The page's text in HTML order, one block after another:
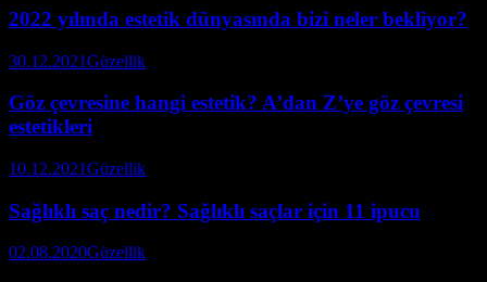
2022 yılında estetik dünyasında bizi neler bekliyor?
30.12.2021Güzellik
Göz çevresine hangi estetik? A’dan Z’ye göz çevresi
estetikleri
10.12.2021Güzellik
Sağlıklı saç nedir? Sağlıklı saçlar için 11 ipucu
02.08.2020Güzellik